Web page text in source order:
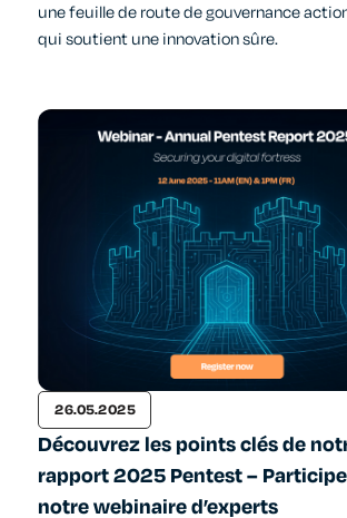
une feuille de route de gouvernance
qui soutient une innovation sûre.
26.05.2025
Découvrez les points clés de
rapport 2025 Pentest –
notre webinaire d’experts